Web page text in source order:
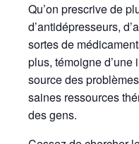
Qu’on prescrive de
d’antidépresseurs,
sortes de
plus, témoigne
source des
saines ressources
des gens.